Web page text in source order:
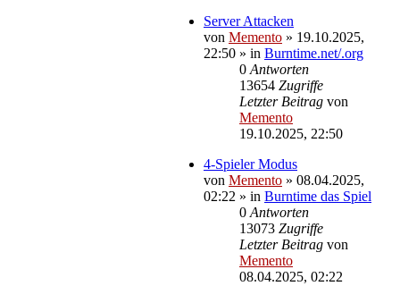
Server Attacken
von Memento » 19.10.2025,
22:50 » in Burntime.net/.org
0 Antworten
13654 Zugriffe
Letzter Beitrag von
Memento
19.10.2025, 22:50
4-Spieler Modus
von Memento » 08.04.2025,
02:22 » in Burntime das Spiel
0 Antworten
13073 Zugriffe
Letzter Beitrag von
Memento
08.04.2025, 02:22